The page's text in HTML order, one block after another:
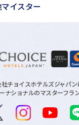
イスター
チョイスホテルズジャパン
ナショナルのマスターフラ